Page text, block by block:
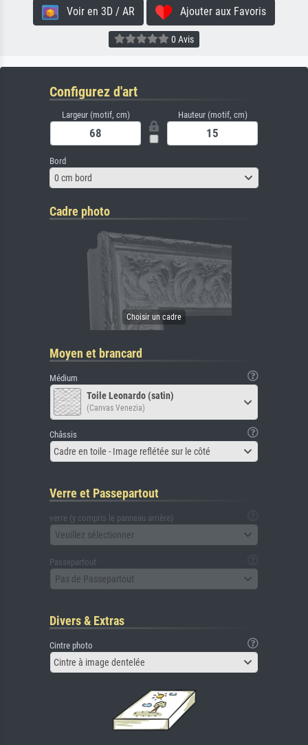
Voir en 3D / AR Ajouter aux Favoris
0 Avis
Configurez d'art
Largeur (motif, cm) Hauteur (motif, cm)
Bord
0 cm bord
Cadre photo
Moyen et brancard
Médium
Toile Leonardo (satin)
(Canvas Venezia)
Châssis
Cadre en toile - Image reflétée sur le côté
Verre et Passepartout
verre (y compris le panneau arrière)
Veuillez sélectionner
Passepartout
Pas de Passepartout
Divers & Extras
Cintre photo
Cintre à image dentelée